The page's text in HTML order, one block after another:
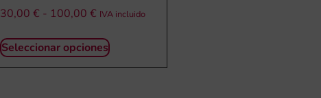
30,00 € - 100,00 € IVA incluido
Seleccionar opciones